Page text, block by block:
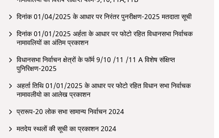
दिनांक 01/04/2025 के आधार पर निरंतर पुनरीक्षण-2025 मतदाता सूची
दिनांक 01/01/2025 अर्हता के आधार पर फोटो रहित विधानसभा निर्वाचक
नामावलियों का अंतिम प्रकाशन
विधानसभा निर्वाचन क्षेत्रों के फॉर्म 9/10 /11 /11 A विशेष संक्षिप्त
पुनिरिक्षण-2025
अहर्ता तिथि 01/01/2025 के आधार पर फोटो रहित विधान सभा निर्वाचक
नामावलीयो का आलेख प्रकाशन
प्रारूप-20 लोक सभा सामान्य निर्वाचन 2024
मतदेय स्थलों की सूची का प्रकाशन 2024